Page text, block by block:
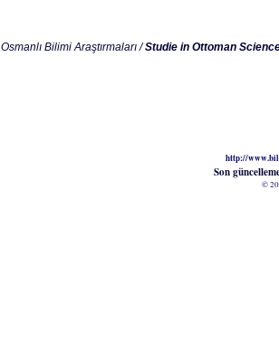
Osmanlı Bilimi Araştırmaları /Studie in Ottoman
http://
Son
©